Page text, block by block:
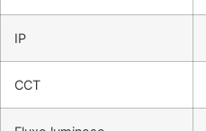
IP
CCT